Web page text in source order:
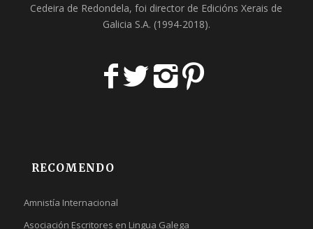
Cedeira de Redondela, foi director de Edicións Xerais de
Galicia S.A. (1994-2018).
RECOMENDO
Amnistía Internacional
Asociación Escritores en Lingua Galega